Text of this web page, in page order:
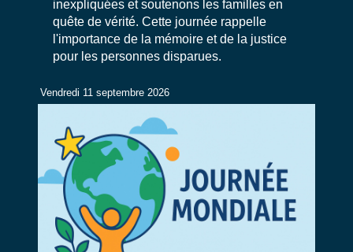
inexpliquées et soutenons les familles en
quête de vérité. Cette journée rappelle
l'importance de la mémoire et de la justice
pour les personnes disparues.
Vendredi 11 septembre 2026